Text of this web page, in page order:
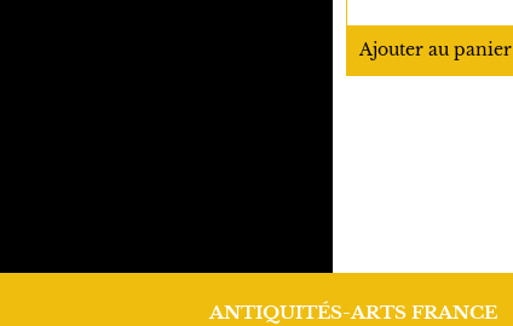
Ajouterau panier
ANTIQUITÉS-ARTS FRANCE